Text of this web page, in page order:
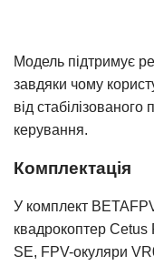
Модель підтримує
завдяки чому
від
керування.
Комплектація
У комплект
квадрокоптер Cetus
SE, FPV-окуляри